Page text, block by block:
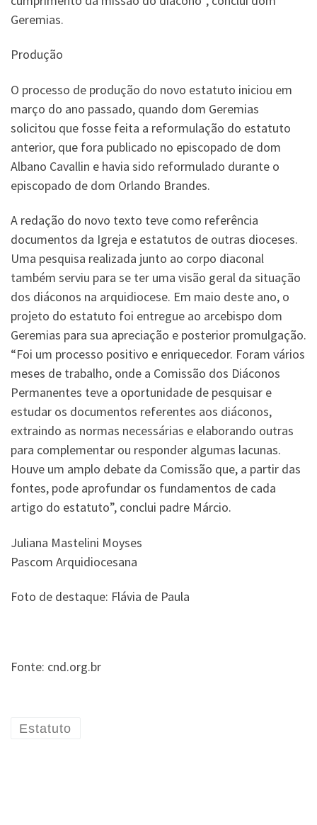
Geremias.
Produção
O processo de produção do novo estatuto iniciou em
março do ano passado, quando dom Geremias
solicitou que fosse feita a reformulação do estatuto
anterior, que fora publicado no episcopado de dom
Albano Cavallin e havia sido reformulado durante o
episcopado de dom Orlando Brandes.
A redação do novo texto teve como referência
documentos da Igreja e estatutos de outras dioceses.
Uma pesquisa realizada junto ao corpo diaconal
também serviu para se ter uma visão geral da situação
dos diáconos na arquidiocese. Em maio deste ano, o
projeto do estatuto foi entregue ao arcebispo dom
Geremias para sua apreciação e posterior promulgação.
“Foi um processo positivo e enriquecedor. Foram vários
meses de trabalho, onde a Comissão dos Diáconos
Permanentes teve a oportunidade de pesquisar e
estudar os documentos referentes aos diáconos,
extraindo as normas necessárias e elaborando outras
para complementar ou responder algumas lacunas.
Houve um amplo debate da Comissão que, a partir das
fontes, pode aprofundar os fundamentos de cada
artigo do estatuto”, conclui padre Márcio.
Juliana Mastelini Moyses
Pascom Arquidiocesana
Foto de destaque: Flávia de Paula
Fonte: cnd.org.br
Estatuto